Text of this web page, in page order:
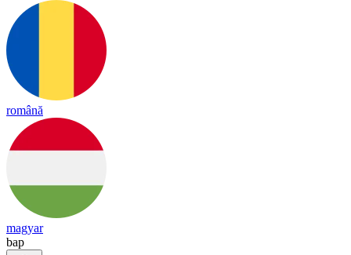
română
magyar
bap